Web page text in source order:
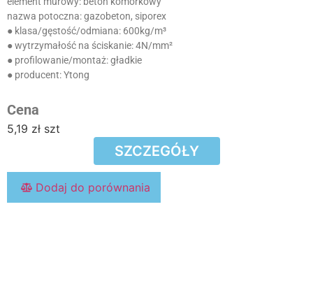
nazwa potoczna:gazobeton, siporex
● klasa/gęstość/odmiana: 600kg/m³
● wytrzymałość na ściskanie:4N/mm²
● profilowanie/montaż:gładkie
● producent:Ytong
Cena
5,19 zł szt
SZCZEGÓŁY
Dodaj do porównania